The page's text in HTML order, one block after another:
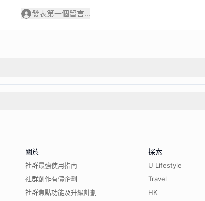
發表第一個留言...
關於
社群最強使用指南
社群創作有價企劃
社群焦點功能及升級計劃
探索
U Lifestyle
Travel
HK